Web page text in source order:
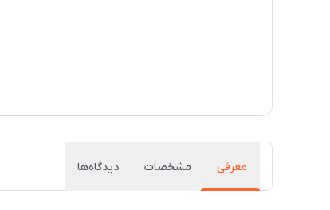
معرفی مشخصات دیدگاه‌ها